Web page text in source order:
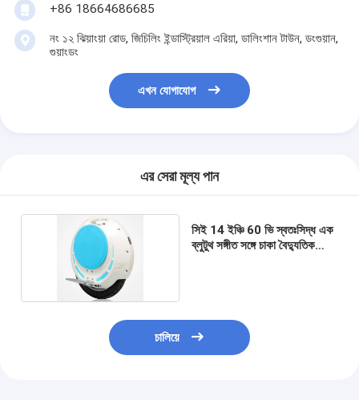
+86 18664686685
নং ১২ ঝিয়াংয়া রোড, জিচিলিং ইন্ডাস্ট্রিয়াল এরিয়া, ডালিংশান টাউন, ডংগুয়ান,
গুয়াংডং
এখন যোগাযোগ
এর সেরা মূল্য পান
সিই 14 ইঞ্চি 60 ভি স্বতঃসিদ্ধ এক
ব্লুটুথ সঙ্গীত সঙ্গে চাকা বৈদ্যুতিক
চালিয়ে